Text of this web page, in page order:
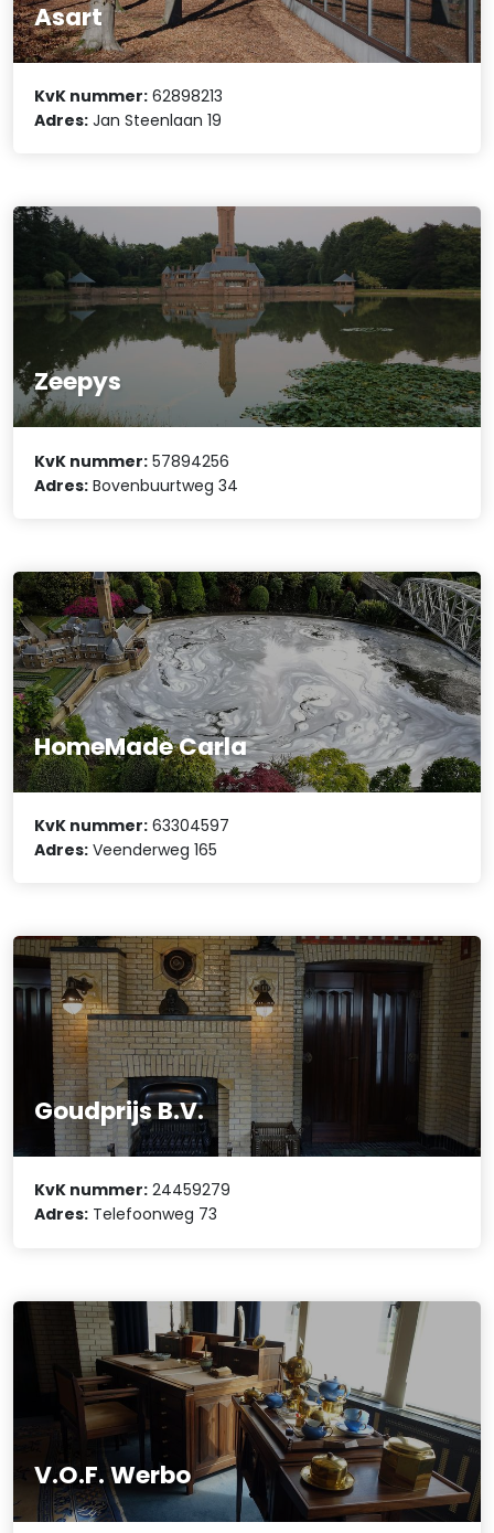
Asart
KvK nummer: 62898213
Adres: Jan Steenlaan 19
Zeepys
KvK nummer: 57894256
Adres: Bovenbuurtweg 34
HomeMade Carla
KvK nummer: 63304597
Adres: Veenderweg 165
Goudprijs B.V.
KvK nummer: 24459279
Adres: Telefoonweg 73
V.O.F. Werbo